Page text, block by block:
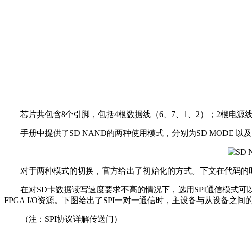
芯片共包含8个引脚，包括4根数据线（6、7、1、2）；2根电源线
手册中提供了SD NAND的两种使用模式，分别为SD MODE 以及
对于两种模式的切换，官方给出了初始化的方式。下文在代码的
在对SD卡数据读写速度要求不高的情况下，选用SPI通信模式可
FPGA I/O资源。下图给出了SPI一对一通信时，主设备与从设备之间
（注：SPI协议详解传送门）